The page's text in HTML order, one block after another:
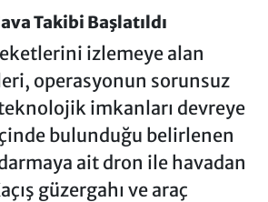
Takibi Başlatıldı
izlemeye alan
operasyonun sorunsuz
imkanları devreye
bulunduğu belirlenen
ait dron ile havadan
güzergahı ve araç